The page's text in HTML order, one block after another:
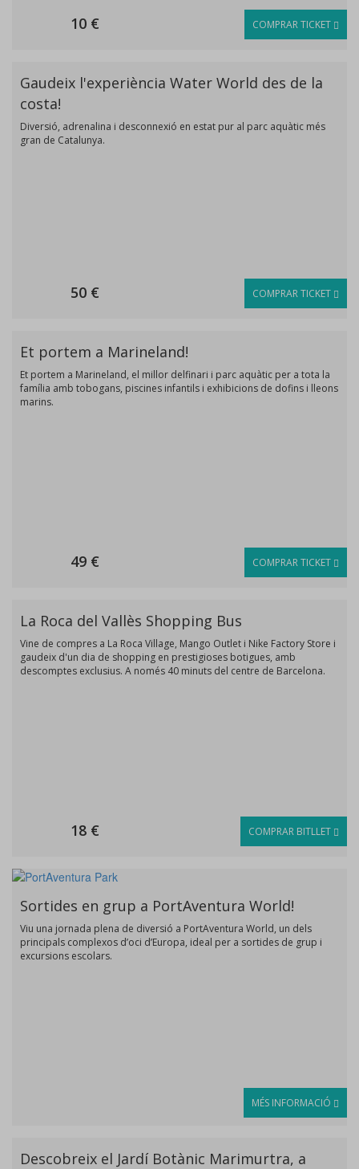
10 € COMPRAR TICKET
Gaudeix l'experiència Water World des de la
costa!
Diversió, adrenalina i desconnexió en estat pur al parc aquàtic més
gran de Catalunya.
50 € COMPRAR TICKET
Et portem a Marineland!
Et portem a Marineland, el millor delfinari i parc aquàtic per a tota la
família amb tobogans, piscines infantils i exhibicions de dofins i lleons
marins.
49 € COMPRAR TICKET
La Roca del Vallès Shopping Bus
Vine de compres a La Roca Village, Mango Outlet i Nike Factory Store i
gaudeix d'un dia de shopping en prestigioses botigues, amb
descomptes exclusius. A només 40 minuts del centre de Barcelona.
18 € COMPRAR BITLLET
Sortides en grup a PortAventura World!
Viu una jornada plena de diversió a PortAventura World, un dels
principals complexos d’oci d’Europa, ideal per a sortides de grup i
excursions escolars.
MÉS INFORMACIÓ
Descobreix el Jardí Botànic Marimurtra, a